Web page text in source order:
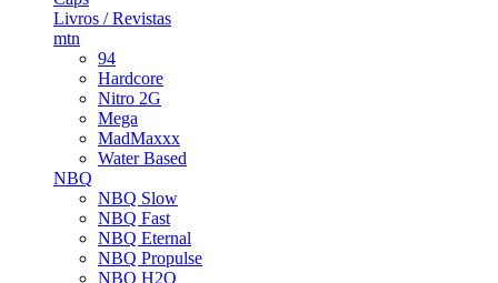
Livros / Revistas
mtn
94
Hardcore
Nitro 2G
Mega
MadMaxxx
Water Based
NBQ
NBQ Slow
NBQ Fast
NBQ Eternal
NBQ Propulse
NBQ H2O